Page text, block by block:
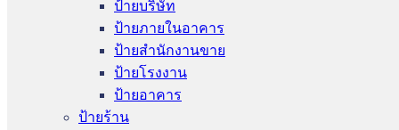
ป้ายบริษัท
ป้ายภายในอาคาร
ป้ายสำนักงานขาย
ป้ายโรงงาน
ป้ายอาคาร
ป้ายร้าน